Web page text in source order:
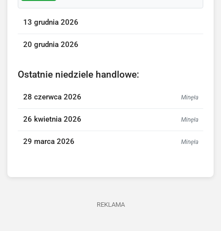
13 grudnia 2026
20 grudnia 2026
Ostatnie niedziele handlowe:
28 czerwca 2026 Minęła
26 kwietnia 2026 Minęła
29 marca 2026 Minęła
REKLAMA